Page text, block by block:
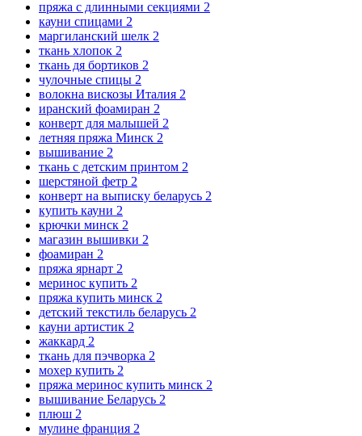
пряжа с длинными секциями 2
кауни спицами 2
маргиланский шелк 2
ткань хлопок 2
ткань дя бортиков 2
чулочные спицы 2
волокна вискозы Италия 2
иранский фоамиран 2
конверт для малышей 2
летняя пряжа Минск 2
вышивание 2
ткань с детским принтом 2
шерстяной фетр 2
конверт на выписку беларусь 2
купить кауни 2
крючки минск 2
магазин вышивки 2
фоамиран 2
пряжа ярнарт 2
меринос купить 2
пряжа купить минск 2
детский текстиль беларусь 2
кауни артистик 2
жаккард 2
ткань для пэчворка 2
мохер купить 2
пряжа меринос купить минск 2
вышивание Беларусь 2
плюш 2
мулине франция 2